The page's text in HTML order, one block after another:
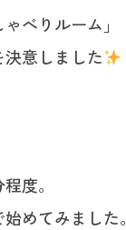
べりルーム」
意しました
度。
めてみました。